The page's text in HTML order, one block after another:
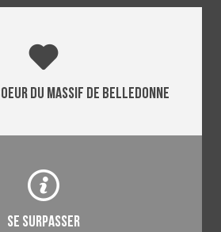
du massif de Belledonne
Se surpasser